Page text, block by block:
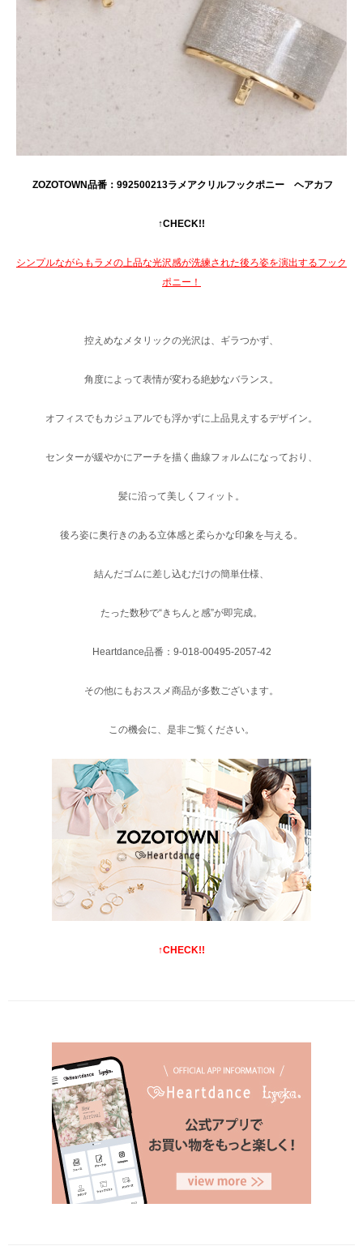
ZOZOTOWN品番：992500213ラメアクリルフックポニー ヘアカフ
↑CHECK!!
シンプルながらもラメの上品な光沢感が洗練された後ろ姿を演出するフック
ポニー！
控えめなメタリックの光沢は、ギラつかず、
角度によって表情が変わる絶妙なバランス。
オフィスでもカジュアルでも浮かずに上品見えするデザイン。
センターが緩やかにアーチを描く曲線フォルムになっており、
髪に沿って美しくフィット。
後ろ姿に奥行きのある立体感と柔らかな印象を与える。
結んだゴムに差し込むだけの簡単仕様、
たった数秒で“きちんと感”が即完成。
Heartdance品番：9-018-00495-2057-42
その他にもおススメ商品が多数ございます。
この機会に、是非ご覧ください。
↑CHECK!!